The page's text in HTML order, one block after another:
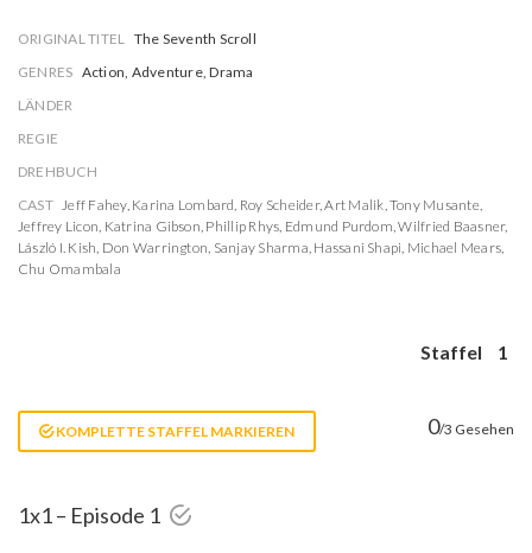
ORIGINAL TITEL The Seventh Scroll
GENRES Action, Adventure, Drama
LÄNDER
REGIE
DREHBUCH
CAST Jeff Fahey, Karina Lombard, Roy Scheider,Art Malik,Tony Musante,
Jeffrey Licon, Katrina Gibson, Phillip Rhys, Edmund Purdom,Wilfried Baasner,
László I. Kish, Don Warrington, Sanjay Sharma, Hassani Shapi, Michael Mears,
Chu Omambala
Staffel 1
KOMPLETTE STAFFEL MARKIEREN 0/3 Gesehen
1x1 – Episode 1